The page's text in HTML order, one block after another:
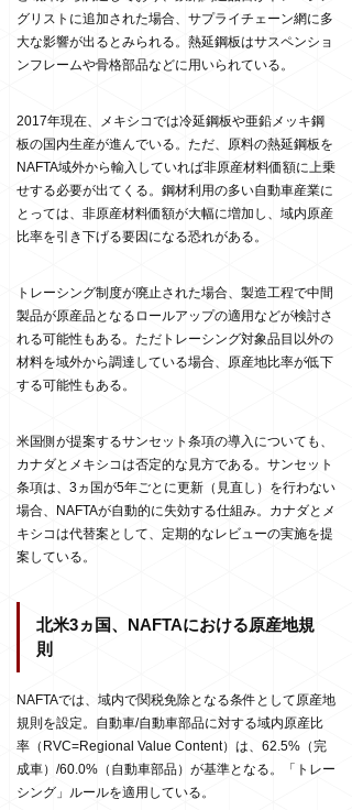
グリストに追加された場合、サプライチェーン網に多
大な影響が出るとみられる。熱延鋼板はサスペンショ
ンフレームや骨格部品などに用いられている。
2017年現在、メキシコでは冷延鋼板や亜鉛メッキ鋼
板の国内生産が進んでいる。ただ、原料の熱延鋼板を
NAFTA域外から輸入していれば非原産材料価額に上乗
せする必要が出てくる。鋼材利用の多い自動車産業に
とっては、非原産材料価額が大幅に増加し、域内原産
比率を引き下げる要因になる恐れがある。
トレーシング制度が廃止された場合、製造工程で中間
製品が原産品となるロールアップの適用などが検討さ
れる可能性もある。ただトレーシング対象品目以外の
材料を域外から調達している場合、原産地比率が低下
する可能性もある。
米国側が提案するサンセット条項の導入についても、
カナダとメキシコは否定的な見方である。サンセット
条項は、 3 ヵ国が5年ごとに更新（見直し）を行わない
場合、
NAFTAが自動的に失効する仕組み。カナダとメ
キシコは代替案として、定期的なレビューの実施を提
案している。
北米3ヵ国、NAFTAにおける原産地規
則
NAFTAでは、域内で関税免除となる条件として原産地
規則を設定。自動車/自動車部品に対する域内原産比
率（ RVC=Regional Value Content）は、 62.5% （完
成車） /60.0% （自動車部品）が基準となる。「トレー
シング」ルールを適用している。